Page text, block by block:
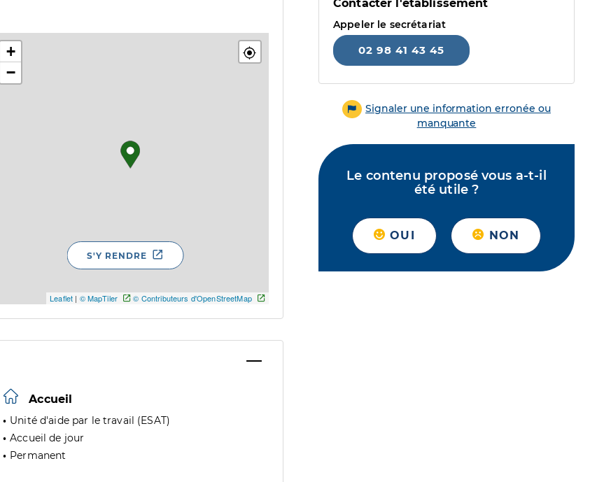
+
−
Leaflet | © MapTiler © Contributeurs d'OpenStreetMap
S'Y RENDRE
Accueil
Unité d'aide par le travail (ESAT)
Accueil de jour
Permanent
Contacter l'établissement
Appeler le secrétariat
02 98 41 43 45
Signaler une information erronée ou
manquante
Le contenu proposé vous a-t-il
été utile ?
OUI NON